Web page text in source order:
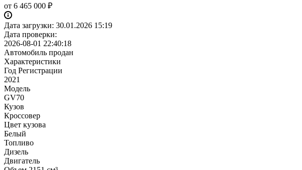
от 6 465 000 ₽
Дата загрузки: 30.01.2026 15:19
Дата проверки:
2026-08-01 22:40:18
Автомобиль продан
Характеристики
Год Регистрации
2021
Модель
GV70
Кузов
Кроссовер
Цвет кузова
Белый
Топливо
Дизель
Двигатель